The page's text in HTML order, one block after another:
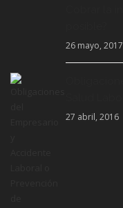
26 mayo, 2017
27 abril, 2016